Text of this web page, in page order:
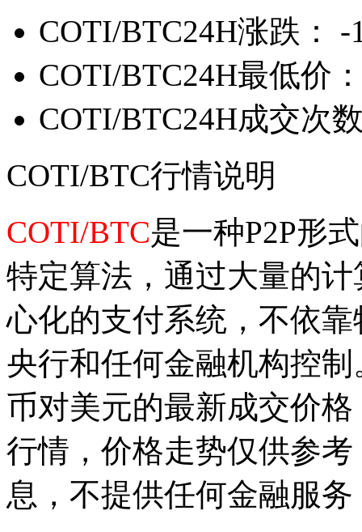
COTI/BTC24H涨跌：
-
COTI/BTC24H最低价
COTI/BTC24H成交次
COTI/BTC行情说明
COTI/BTC是一种P2P形
特定算法，通过大量的
心化的支付系统，不依
央行和任何金融机构控
币对美元的最新成交价
行情，价格走势仅供参
息，不提供任何金融服